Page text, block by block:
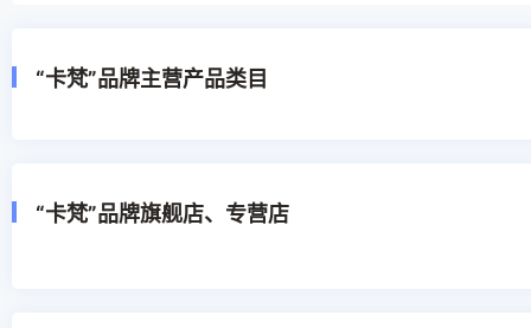
“卡梵”品牌主营产品类目
“卡梵”品牌旗舰店、专营店